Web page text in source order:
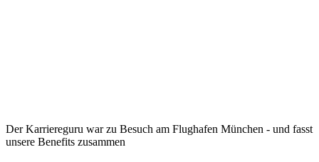
Der Karriereguru war zu Besuch am Flughafen München - und fasst
unsere Benefits zusammen